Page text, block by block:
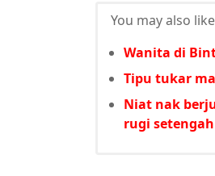
You may also
Wanita di
Tipu tukar
Niat nak
rugi